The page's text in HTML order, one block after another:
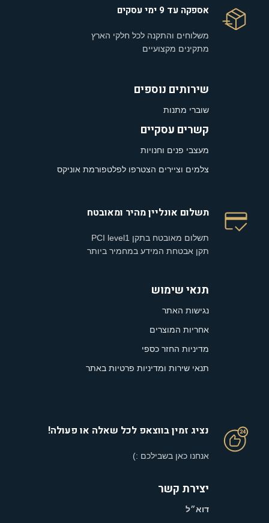
אספקה עד 9 ימי עסקים
משלוחים והתקנה לכל חלקי הארץ
מתקינים מקצועיים
שירותים נוספים
שוברי מתנות
קשרים עסקיים
מעצבי פנים וחנויות
צלמים וציירים הצטרפו לפלטפורמת אוניקס
תשלום אונליין מהיר ומאובטח
תשלום מאובטח בתקן PCI level1
תקן אבטחת המידע במחמיר ביותר
תנאי שימוש
נגישות האתר
אחריות המוצרים
מדיניות החזר כספי
תנאי שירות ומדיניות פרטיות באתר
נציג זמין בווצאפ לכל שאלה או פעולה!
אנחנו כאן בשבילכם :)
יצירת קשר
דוא״ל